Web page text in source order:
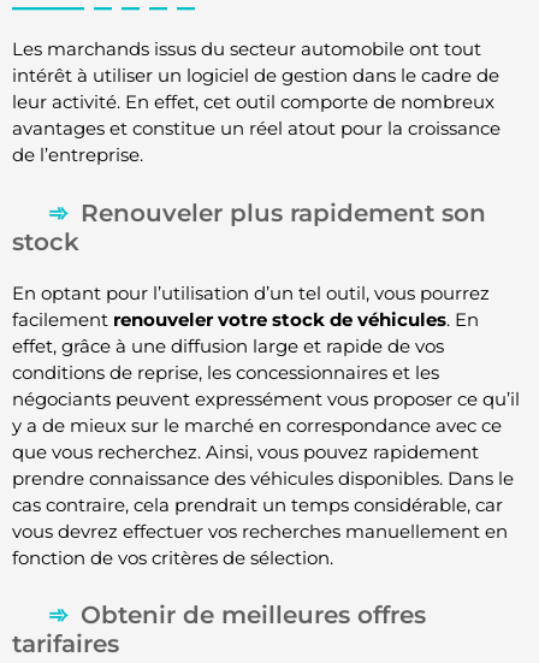
Les marchands issus du secteur automobile ont tout
intérêt à utiliser un logiciel de gestion dans le cadre de
leur activité. En effet, cet outil comporte de nombreux
avantages et constitue un réel atout pour la croissance
de l’entreprise.
Renouveler plus rapidement son
stock
En optant pour l’utilisation d’un tel outil, vous pourrez
facilement renouveler votre stock de véhicules. En
effet, grâce à une diffusion large et rapide de vos
conditions de reprise, les concessionnaires et les
négociants peuvent expressément vous proposer ce qu’il
y a de mieux sur le marché en correspondance avec ce
que vous recherchez. Ainsi, vous pouvez rapidement
prendre connaissance des véhicules disponibles. Dans le
cas contraire, cela prendrait un temps considérable, car
vous devrez effectuer vos recherches manuellement en
fonction de vos critères de sélection.
Obtenir de meilleures offres
tarifaires